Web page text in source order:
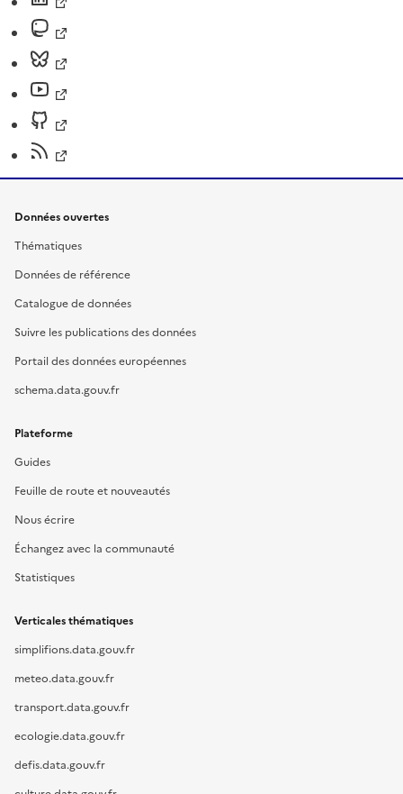
Données ouvertes
Thématiques
Données de référence
Catalogue de données
Suivre les publications des données
Portail des données européennes
schema.data.gouv.fr
Plateforme
Guides
Feuille de route et nouveautés
Nous écrire
Échangez avec la communauté
Statistiques
Verticales thématiques
simplifions.data.gouv.fr
meteo.data.gouv.fr
transport.data.gouv.fr
ecologie.data.gouv.fr
defis.data.gouv.fr